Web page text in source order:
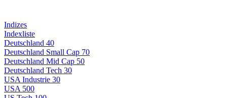
Indizes
Indexliste
Deutschland 40
Deutschland Small Cap 70
Deutschland Mid Cap 50
Deutschland Tech 30
USA Industrie 30
USA 500